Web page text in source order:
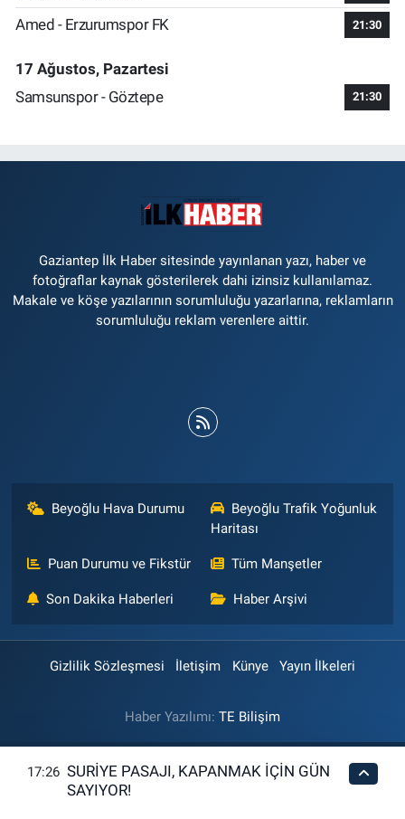
Amed - Erzurumspor FK 21:30
17 Ağustos, Pazartesi
Samsunspor - Göztepe
21:30
Gaziantep İlk Haber sitesinde yayınlanan yazı, haber ve
fotoğraflar kaynak gösterilerek dahi izinsiz kullanılamaz.
Makale ve köşe yazılarının sorumluluğu yazarlarına, reklamların
sorumluluğu reklam verenlere aittir.
Beyoğlu Hava Durumu
Beyoğlu Trafik Yoğunluk
Haritası
Puan Durumu ve Fikstür Tüm Manşetler
Son Dakika Haberleri Haber Arşivi
Gizlilik Sözleşmesi İletişim Künye Yayın İlkeleri
Haber Yazılımı: TE Bilişim
17:26 SURİYE PASAJI, KAPANMAK İÇİN GÜN
SAYIYOR!